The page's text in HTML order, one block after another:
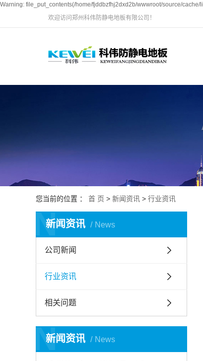
Warning: file_put_contents(/home/fjddbzfhj2dxd2b/wwwroot/source/
欢迎访问郑州科伟防静电地板有限公司！
您当前的位置 ： 首 页 > 新闻资讯 > 行业资讯
新闻资讯 News
N
公司新闻
行业资讯
相关问题
新闻资讯 News
N